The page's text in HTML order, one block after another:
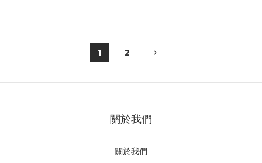
1 2
關於我們
關於我們